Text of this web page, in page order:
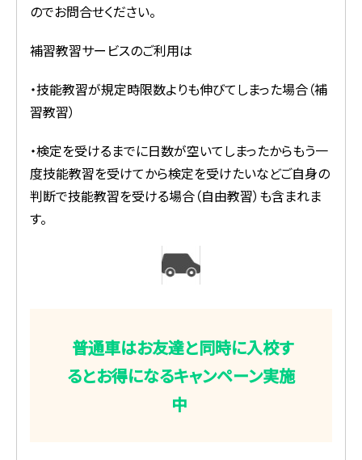
のでお問合せください。
補習教習サービスのご利用は
・技能教習が規定時限数よりも伸びてしまった場合（補
習教習）
・検定を受けるまでに日数が空いてしまったからもう一
度技能教習を受けてから検定を受けたいなどご自身の
判断で技能教習を受ける場合（自由教習）も含まれま
す。
普通車はお友達と同時に入校す
るとお得になるキャンペーン実施
中